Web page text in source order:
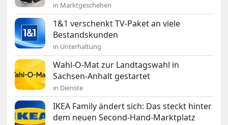
in Marktgeschehen
1&1 verschenkt TV-Paket an viele
Bestandskunden
in Unterhaltung
Wahl-O-Mat zur Landtagswahl in
Sachsen-Anhalt gestartet
in Dienste
IKEA Family ändert sich: Das steckt hinter
dem neuen Second-Hand-Marktplatz